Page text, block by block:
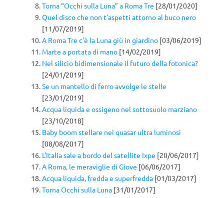
Torna “Occhi sulla Luna” a Roma Tre [28/01/2020]
Quel disco che non t’aspetti attorno al buco nero
[11/07/2019]
A Roma Tre c’è la Luna giù in giardino [03/06/2019]
Marte a portata di mano [14/02/2019]
Nel silicio bidimensionale il futuro della fotonica?
[24/01/2019]
Se un mantello di ferro avvolge le stelle
[23/01/2019]
Acqua liquida e ossigeno nel sottosuolo marziano
[23/10/2018]
Baby boom stellare nei quasar ultra luminosi
[08/08/2017]
L’Italia sale a bordo del satellite Ixpe [20/06/2017]
A Roma, le meraviglie di Giove [06/06/2017]
Acqua liquida, fredda e superfredda [01/03/2017]
Torna Occhi sulla Luna [31/01/2017]